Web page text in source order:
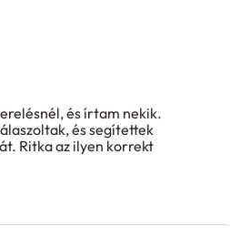
és segítettek
Ritka az ilyen korrekt